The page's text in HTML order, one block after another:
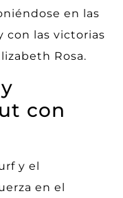
en las
con las victorias
Rosa.
con
y el
en el